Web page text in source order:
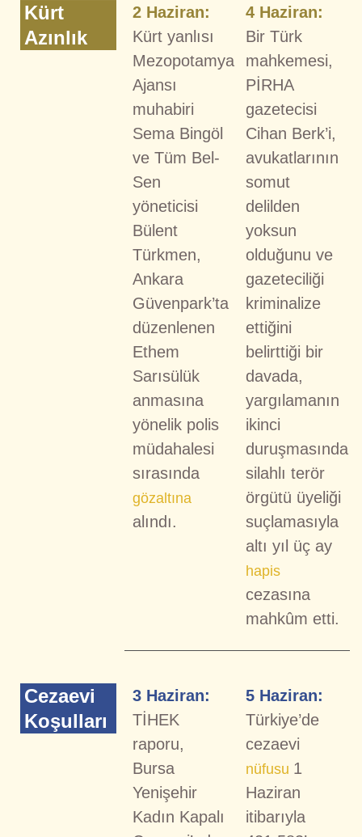
Kürt
Azınlık
2 Haziran:
Kürt yanlısı
Mezopotamya
Ajansı
muhabiri
Sema Bingöl
ve Tüm Bel-
Sen
yöneticisi
Bülent
Türkmen,
Ankara
Güvenpark’ta
düzenlenen
Ethem
Sarısülük
anmasına
yönelik polis
müdahalesi
sırasında
gözaltına
alındı.
4 Haziran:
Bir Türk
mahkemesi,
PİRHA
gazetecisi
Cihan Berk’i,
avukatlarının
somut
delilden
yoksun
olduğunu ve
gazeteciliği
kriminalize
ettiğini
belirttiği bir
davada,
yargılamanın
ikinci
duruşmasında
silahlı terör
örgütü üyeliği
suçlamasıyla
altı yıl üç ay
hapis
cezasına
mahkûm etti.
Cezaevi
Koşulları
3 Haziran:
TİHEK
raporu,
Bursa
Yenişehir
Kadın Kapalı
5 Haziran:
Türkiye’de
cezaevi
nüfusu 1
Haziran
itibarıyla